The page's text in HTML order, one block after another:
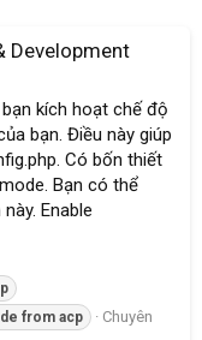
Development
kích hoạt chế độ
bạn. Điều này giúp
Có bốn thiết
Bạn có thể
Enable
from acp
Chuyên